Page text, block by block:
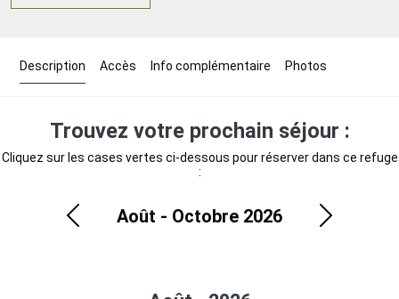
Description Accès Info complémentaire Photos
Trouvez votre prochain séjour :
Cliquez sur les cases vertes ci-dessous pour réserver dans ce refuge
:
Août - Octobre 2026